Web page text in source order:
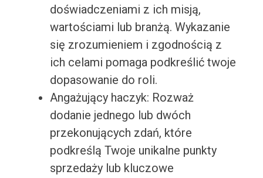
doświadczeniami z ich misją,
wartościami lub branżą. Wykazanie
się zrozumieniem i zgodnością z
ich celami pomaga podkreślić twoje
dopasowanie do roli.
Angażujący haczyk: Rozważ
dodanie jednego lub dwóch
przekonujących zdań, które
podkreślą Twoje unikalne punkty
sprzedaży lub kluczowe